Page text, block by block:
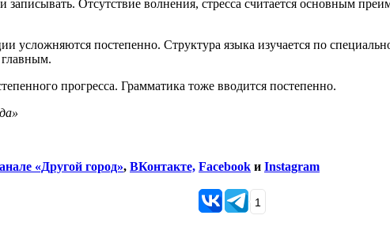
Отсутствие волнения, стресса считается основным
усложняются постепенно. Структура языка изучается по
главным.
прогресса. Грамматика тоже вводится постепенно.
«Другой город», ВКонтакте, Facebook и Instagram
1